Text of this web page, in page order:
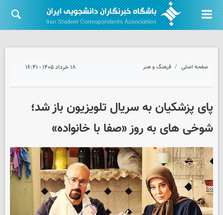
صفحه اصلی فرهنگ و هنر ۱۸ خرداد ۱۴۰۵ - ۱۶:۴۱
پای پزشکیان به سریال تلویزیون باز شد؛
شوخی های به روز «صفا با خانواده»